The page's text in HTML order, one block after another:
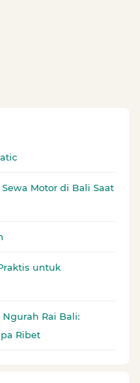
Motor di Bali Saat
untuk
Rai Bali:
Ribet